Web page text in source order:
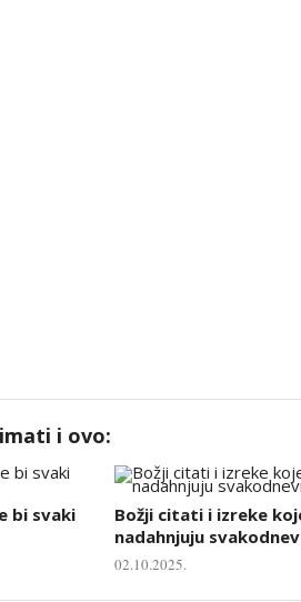
i ovo:
bi svaki
Božji citati i izreke
nadahnjuju
02.10.2025.